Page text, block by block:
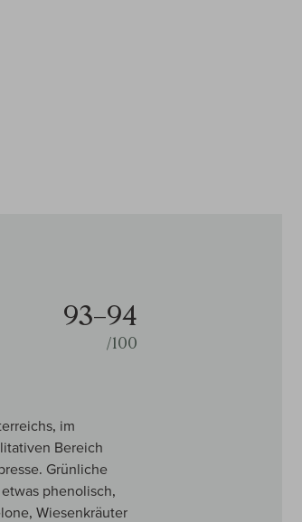
93–94
/100
im
Bereich
Grünliche
phenolisch,
Wiesenkräuter